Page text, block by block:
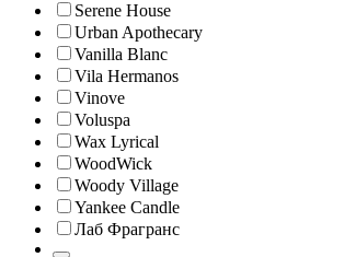
Serene House
Urban Apothecary
Vanilla Blanc
Vila Hermanos
Vinove
Voluspa
Wax Lyrical
WoodWick
Woody Village
Yankee Candle
Лаб Фрагранс